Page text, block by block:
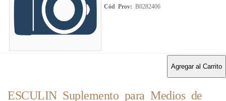
Cód Prov: B0282406
Agregar al Carrito
ESCULIN Suplemento para Medios de